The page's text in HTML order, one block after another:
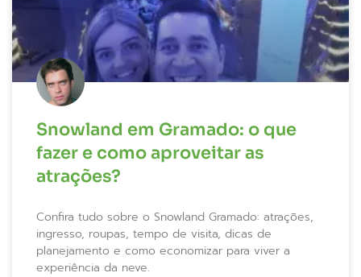
Snowland em Gramado: o que
fazer e como aproveitar as
atrações?
Confira tudo sobre o Snowland Gramado: atrações,
ingresso, roupas, tempo de visita, dicas de
planejamento e como economizar para viver a
experiência da neve.